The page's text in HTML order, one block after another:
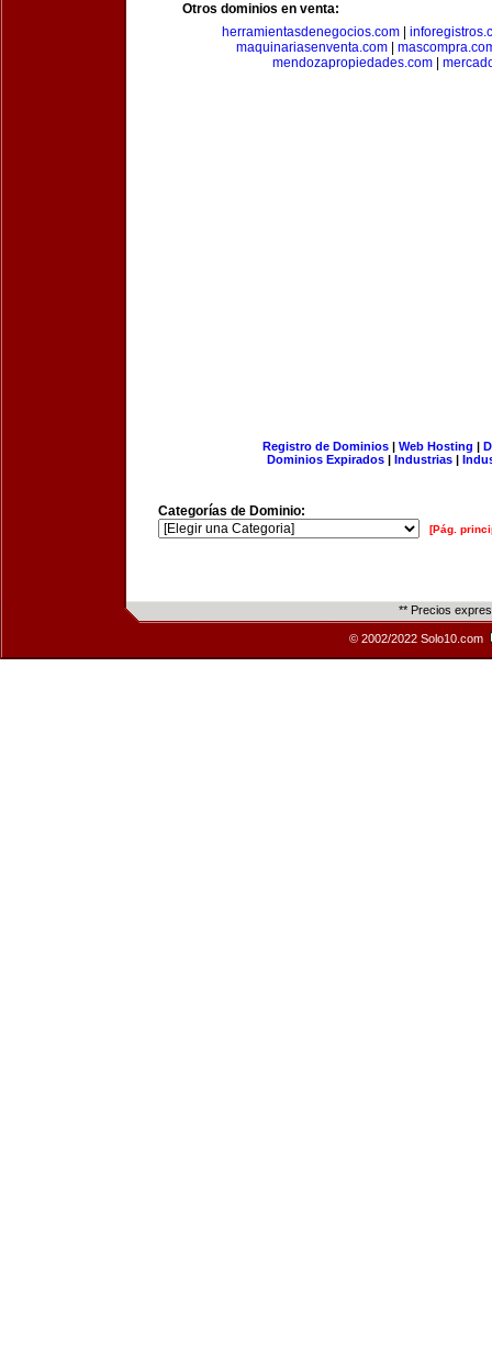
Otros dominios en venta:
herramientasdenegocios.com|
maquinariasenventa.com|
mendozapropiedades.com|
Registro de Dominios| Web Hosting |
Dominios Expirados | Industrias |
Categorías de Dominio:
[Pág.
** Precios
© 2002/2022 Solo10.com